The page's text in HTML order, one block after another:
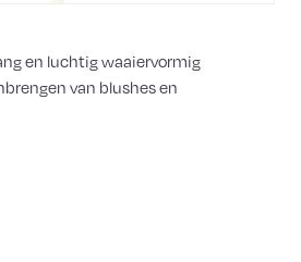
en luchtig waaiervormig
van blushes en